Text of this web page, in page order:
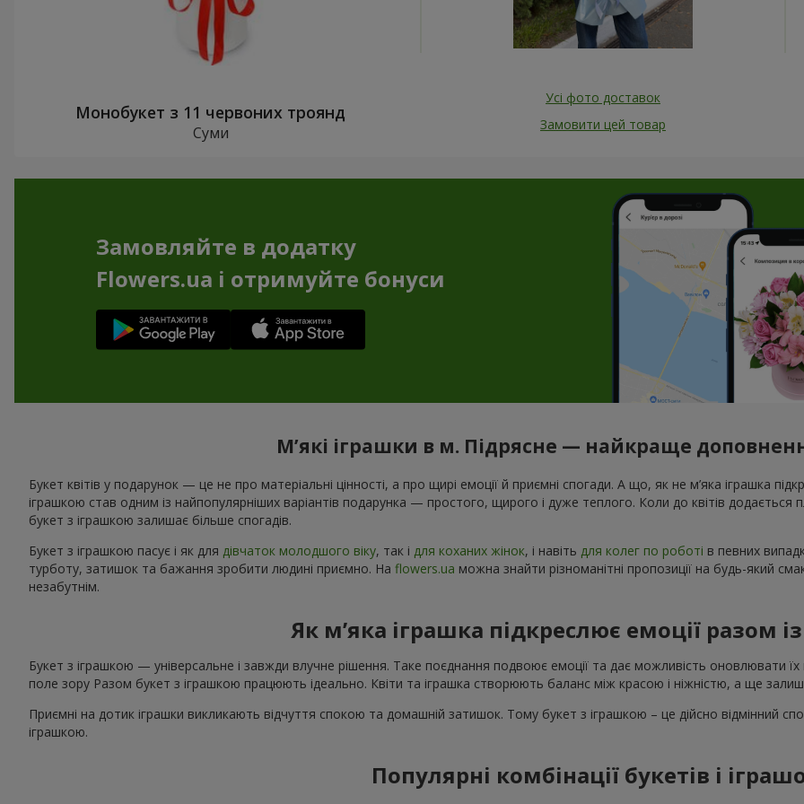
Монобукет з 11 червоних троянд
Суми
Усі фото доставок
Замовити цей товар
Замовляйте в додатку
Flowers.ua і отримуйте бонуси
М’які іграшки в м. Підрясне — найкраще
Букет квітів у подарунок — це не про матеріальні цінності, а про щирі емоції й приємні спогади. А що, як не м’яка іграшка
іграшкою став одним із найпопулярніших варіантів подарунка — простого, щирого і дуже теплого. Коли до квітів
букет з іграшкою залишає більше спогадів.
Букет з іграшкою пасує і як для дівчаток молодшого віку, так і для коханих жінок, і навіть для колег по роботі в певних
турботу, затишок та бажання зробити людині приємно. На flowers.ua можна знайти різноманітні пропозиції на будь-який
незабутнім.
Як м’яка іграшка підкреслює емоції разом
Букет з іграшкою — універсальне і завжди влучне рішення. Таке поєднання подвоює емоції та дає можливість оновлювати
поле зору Разом букет з іграшкою працюють ідеально. Квіти та іграшка створюють баланс між красою і ніжністю, а ще
Приємні на дотик іграшки викликають відчуття спокою та домашній затишок. Тому букет з іграшкою – це дійсно відмінний
іграшкою.
Популярні комбінації букетів і